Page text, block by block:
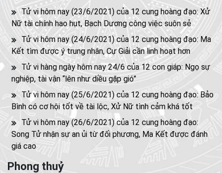
Tử vi hôm nay (23/6/2021) của 12 cung hoàng đạo: Xử
Nữ tài chính hao hụt, Bạch Dương công việc suôn sẻ
Tử vi hôm nay (24/6/2021) của 12 cung hoàng đạo: Ma
Kết tìm được ý trung nhân, Cự Giải cần linh hoạt hơn
Tử vi hàng ngày hôm nay 24/6 của 12 con giáp: Ngọ sự
nghiệp, tài vận “lên như diều gặp gió”
Tử vi hôm nay (25/6/2021) của 12 cung hoàng đạo: Bảo
Bình có cơ hội tốt về tài lộc, Xử Nữ tình cảm khá tốt
Tử vi hôm nay (26/6/2021) của 12 cung hoàng đạo:
Song Tử nhận sự an ủi từ đối phương, Ma Kết được đánh
giá cao
Phong thuỷ